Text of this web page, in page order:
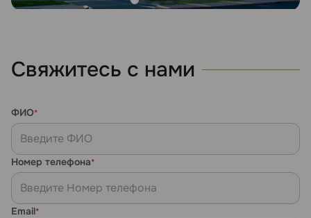
Свяжитесь с нами
ФИО*
Номер телефона*
Email*